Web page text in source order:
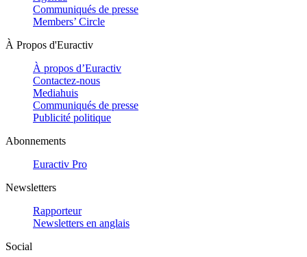
Communiqués de presse
Members’ Circle
À Propos d'Euractiv
À propos d’Euractiv
Contactez-nous
Mediahuis
Communiqués de presse
Publicité politique
Abonnements
Euractiv Pro
Newsletters
Rapporteur
Newsletters en anglais
Social